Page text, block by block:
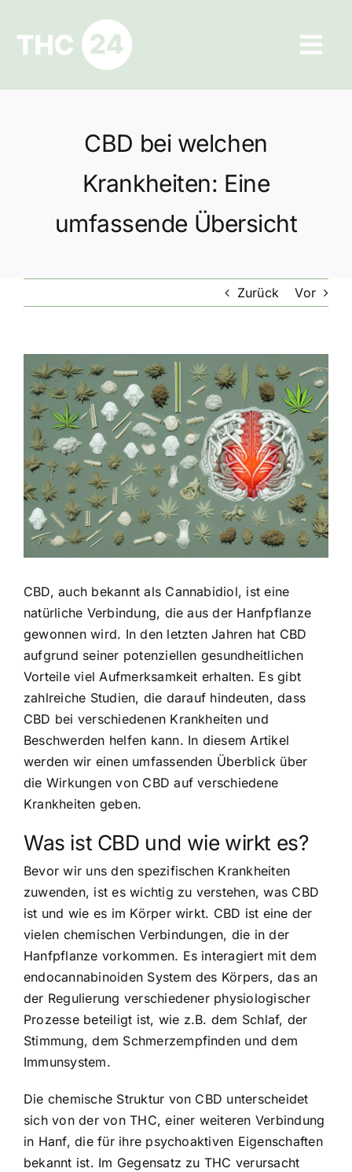
springen
Ratgeber
Hilfe und Kontakt
Datenschutz
CBD bei welchen
Krankheiten: Eine
umfassende Übersicht
Zurück Vor
Zeige
grösseres
Bild
CBD, auch bekannt als Cannabidiol, ist eine
natürliche Verbindung, die aus der Hanfpflanze
gewonnen wird. In den letzten Jahren hat CBD
aufgrund seiner potenziellen gesundheitlichen
Vorteile viel Aufmerksamkeit erhalten. Es gibt
zahlreiche Studien, die darauf hindeuten, dass
CBD bei verschiedenen Krankheiten und
Beschwerden helfen kann. In diesem Artikel
werden wir einen umfassenden Überblick über
die Wirkungen von CBD auf verschiedene
Krankheiten geben.
Was ist CBD und wie wirkt es?
Bevor wir uns den spezifischen Krankheiten
zuwenden, ist es wichtig zu verstehen, was CBD
ist und wie es im Körper wirkt. CBD ist eine der
vielen chemischen Verbindungen, die in der
Hanfpflanze vorkommen. Es interagiert mit dem
endocannabinoiden System des Körpers, das an
der Regulierung verschiedener physiologischer
Prozesse beteiligt ist, wie z.B. dem Schlaf, der
Stimmung, dem Schmerzempfinden und dem
Immunsystem.
Die chemische Struktur von CBD unterscheidet
sich von der von THC, einer weiteren Verbindung
in Hanf, die für ihre psychoaktiven Eigenschaften
bekannt ist. Im Gegensatz zu THC verursacht